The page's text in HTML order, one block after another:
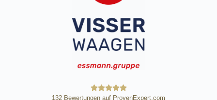
132 Bewertungen auf ProvenExpert.com